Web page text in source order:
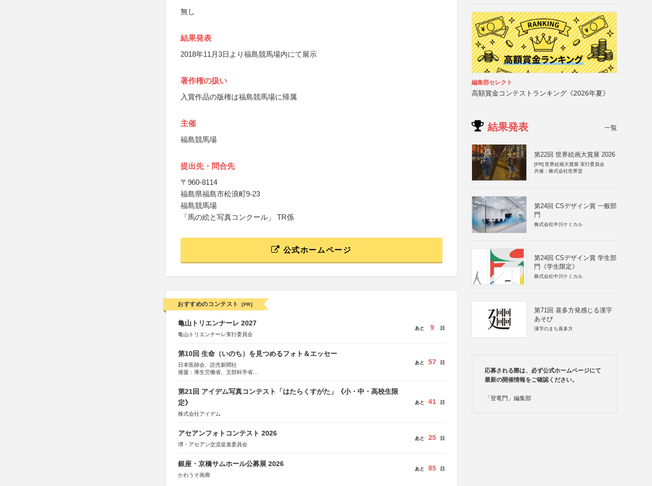
無し
結果発表
2018年11月3日より福島競馬場内にて展示
著作権の扱い
入賞作品の版権は福島競馬場に帰属
主催
福島競馬場
提出先・問合先
〒960-8114
福島県福島市松浪町9-23
福島競馬場
「馬の絵と写真コンクール」 TR係
公式ホームページ
おすすめのコンテスト [PR]
亀山トリエンナーレ 2027
亀山トリエンナーレ実行委員会
あと 9 日
第10回 生命（いのち）を見つめるフォト＆エッセー
日本医師会、読売新聞社
後援：厚生労働省、文部科学省
あと 57 日
第21回 アイデム写真コンテスト「はたらくすがた」《小・中・高校生限
定》
株式会社アイデム
あと 41 日
アセアンフォトコンテスト 2026
堺・アセアン交流促進委員会
あと 25 日
銀座・京橋サムホール公募展 2026
かわうそ画廊
あと 85 日
編集部セレクト
高額賞金コンテストランキング《2026年夏》
結果発表 一覧
第22回 世界絵画大賞展 2026
[PR] 世界絵画大賞展 実行委員会
共催：株式会社世界堂
第24回 CSデザイン賞 一般部
門
株式会社中川ケミカル
第24回 CSデザイン賞 学生部
門《学生限定》
株式会社中川ケミカル
第71回 喜多方発感じる漢字
あそび
漢字のまち喜多方
応募される際は、必ず公式ホームページにて
最新の開催情報をご確認ください。
「登竜門」編集部